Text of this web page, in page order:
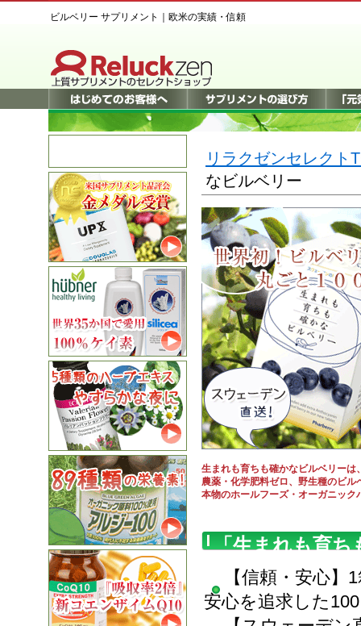
リラクゼンセレクト
なビルベリー
生まれも育ちも確かなビルベリーは
農薬・化学肥料ゼロ、野生種のビル
本物のホールフーズ・オーガニック
「生まれも育ち
【信頼・安心】
安心を追求した
ビルベリー サプリメント ｜欧米の実績・信頼